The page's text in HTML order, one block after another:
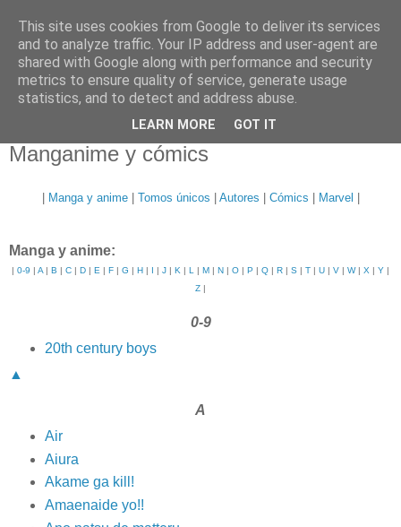
Manganime y cómics
Manga y anime| Tomos únicos Autores Cómics Marvel
Manga y anime:
| 0-9 | A | B | C | D | E | F | G | H | I | J | K | L | M | N | O | P | Q | R | S | T | U | V | W| X | Y |
Z |
0-9
20th century boys
▲
A
Air
Aiura
Akame ga kill!
Amaenaide yo!!
This site uses cookies from Google to deliver its services
and to analyze traffic. Your IP address and user-agent are
shared with Google along with performance and security
metrics to ensure quality of service, generate usage
statistics, and to detect and address abuse.
LEARN MORE GOT IT